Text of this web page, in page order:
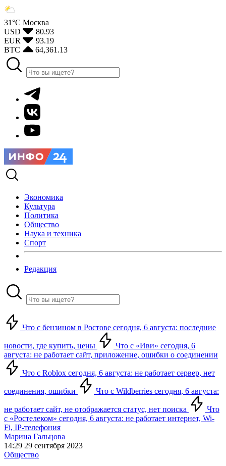
31°С Москва
USD
80.93
EUR
93.19
BTC
64,361.13
Экономика
Культура
Политика
Общество
Наука и техника
Спорт
Редакция
Что с бензином в Ростове сегодня, 6 августа: последние
новости, где купить, цены
Что с «Иви» сегодня, 6
августа: не работает сайт, приложение, ошибки о соединении
Что с Roblox сегодня, 6 августа: не работает сервер, нет
соединения, ошибки Что с Wildberries сегодня, 6 августа:
не работает сайт, не отображается статус, нет поиска
Что
с «Ростелеком» сегодня, 6 августа: не работает интернет, Wi-
Fi, IP-телефония
Марина Гальцова
14:29 29 сентября 2023
Общество